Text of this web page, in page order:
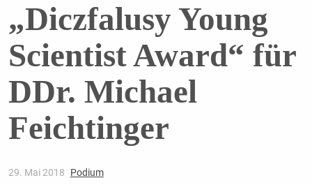
„Diczfalusy Young
Scientist Award“ für
DDr. Michael
Feichtinger
29. Mai 2018 Podium